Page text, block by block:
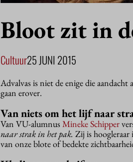
Bloot zit in
Cultuur25 JUNI 2015
Advalvas is niet de enige die
gaan erover.
Van niets om het lijf naar
Van VU-alumnusMineke Schipper
naar strak in het pak. Zij is hoogleraar
van onze blote of bedekte